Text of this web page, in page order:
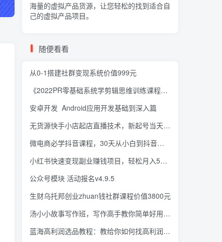
海量的虚拟产品货源，让您轻松的找到适合自
己的虚拟产品项目。
随便看看
从0-1搭建社群变现系统价值999元
《2022PR零基础系统学剪辑思维训练课程》附素材
安卓开发_Android应用开发基础到深入篇
无货源快手小店起店直播技术，新起号当天直播就出单，操作流程
微电商必学抖音课程，30天从小白到抖音大咖
小红书快速变现副业赚钱项目，轻松月入5000+【视频教程】
公众号模块 活动报名v4.9.5
生财乌托邦创业zhuan钱社群课程价值3800元
汤小小故事写作班，写作高手教你简单好用的故事写作套路
蓝海高利润选品教程：教给你如何找高利润项目，你只要能选好一个品，就意味着一年轻松几百万的利润